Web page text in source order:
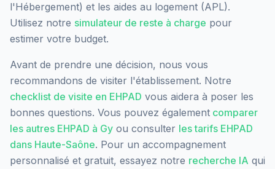
l'Hébergement) et les aides au logement (APL).
Utilisez notre simulateur de reste à charge pour
estimer votre budget.
Avant de prendre une décision, nous vous
recommandons de visiter l'établissement. Notre
checklist de visite en EHPAD vous aidera à poser les
bonnes questions. Vous pouvez également comparer
les autres EHPAD à Gy ou consulter les tarifs EHPAD
dans Haute-Saône. Pour un accompagnement
personnalisé et gratuit, essayez notre recherche IA qui